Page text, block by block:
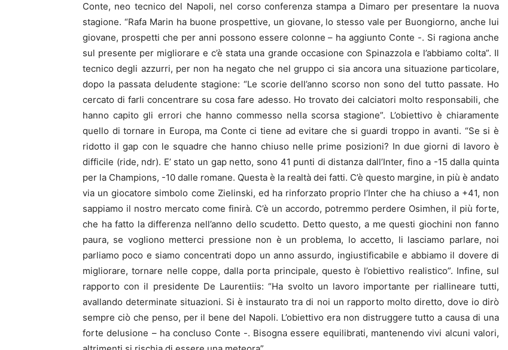
Conte, neo tecnico del Napoli, nel corso conferenza stampa a Dimaro per presentare la nuova
stagione. “Rafa Marin ha buone prospettive, un giovane, lo stesso vale per Buongiorno, anche lui
giovane, prospetti che per anni possono essere colonne – ha aggiunto Conte -. Si ragiona anche
sul presente per migliorare e c’è stata una grande occasione con Spinazzola e l’abbiamo colta”. Il
tecnico degli azzurri, per non ha negato che nel gruppo ci sia ancora una situazione particolare,
dopo la passata deludente stagione: “Le scorie dell’anno scorso non sono del tutto passate. Ho
cercato di farli concentrare su cosa fare adesso. Ho trovato dei calciatori molto responsabili, che
hanno capito gli errori che hanno commesso nella scorsa stagione”. L’obiettivo è chiaramente
quello di tornare in Europa, ma Conte ci tiene ad evitare che si guardi troppo in avanti. “Se si è
ridotto il gap con le squadre che hanno chiuso nelle prime posizioni? In due giorni di lavoro è
difficile (ride, ndr). E’ stato un gap netto, sono 41 punti di distanza dall’Inter, fino a -15 dalla quinta
per la Champions, -10 dalle romane. Questa è la realtà dei fatti. C’è questo margine, in più è andato
via un giocatore simbolo come Zielinski, ed ha rinforzato proprio l’Inter che ha chiuso a +41, non
sappiamo il nostro mercato come finirà. C’è un accordo, potremmo perdere Osimhen, il più forte,
che ha fatto la differenza nell’anno dello scudetto. Detto questo, a me questi giochini non fanno
paura, se vogliono metterci pressione non è un problema, lo accetto, li lasciamo parlare, noi
parliamo poco e siamo concentrati dopo un anno assurdo, ingiustificabile e abbiamo il dovere di
migliorare, tornare nelle coppe, dalla porta principale, questo è l’obiettivo realistico”. Infine, sul
rapporto con il presidente De Laurentiis: “Ha svolto un lavoro importante per riallineare tutti,
avallando determinate situazioni. Si è instaurato tra di noi un rapporto molto diretto, dove io dirò
sempre ciò che penso, per il bene del Napoli. L’obiettivo era non distruggere tutto a causa di una
forte delusione – ha concluso Conte -. Bisogna essere equilibrati, mantenendo vivi alcuni valori,